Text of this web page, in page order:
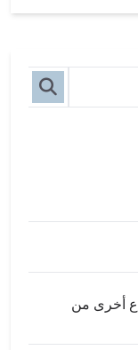
أخرى من